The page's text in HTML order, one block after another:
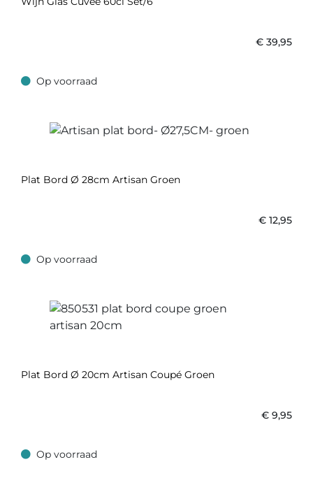
€ 39,95
Op voorraad
Op voorraad
Plat Bord Ø 28cm Artisan Groen
€ 12,95
Op voorraad
Op voorraad
Plat Bord Ø 20cm Artisan Coupé Groen
€ 9,95
Op voorraad
Op voorraad